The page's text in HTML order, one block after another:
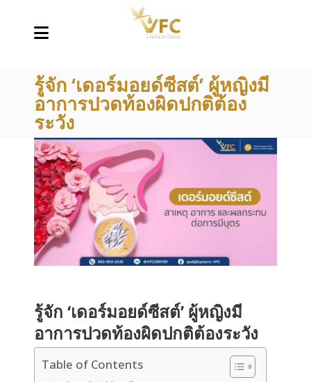
รู้จัก ‘เดอร์มอยด์ซีสต์’ ผู้หญิงมี
อาการปวดท้องผิดปกติต้อง
ระวัง
รู้จัก ‘เดอร์มอยด์ซีสต์’ ผู้หญิงมี
อาการปวดท้องผิดปกติต้องระวัง
Table of Contents